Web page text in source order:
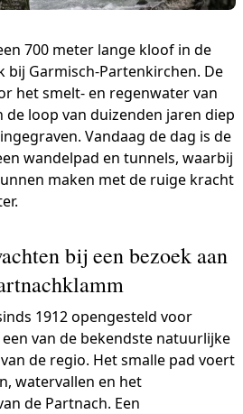
700 meter lange kloof in de
bij Garmisch-Partenkirchen. De
het smelt- en regenwater van
de loop van duizenden jaren diep
Vandaag de dag is de
wandelpad en tunnels, waarbij
maken met de ruige kracht
bij een bezoek aan
1912 opengesteld voor
van de bekendste natuurlijke
de regio. Het smalle pad voert
watervallen en het
de Partnach. Een